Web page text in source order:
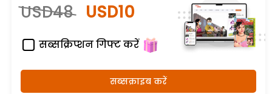
USD48 USD10
सब्सक्रिप्शन गिफ्ट करें
सब्सक्राइब करें